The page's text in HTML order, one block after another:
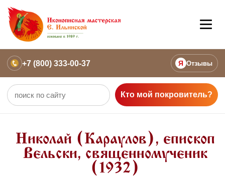
+7 (800) 333-00-37 Я Отзывы
Кто мой покровитель?
Николай (Караулов), епископ
Вельски, священномученик
(1932)